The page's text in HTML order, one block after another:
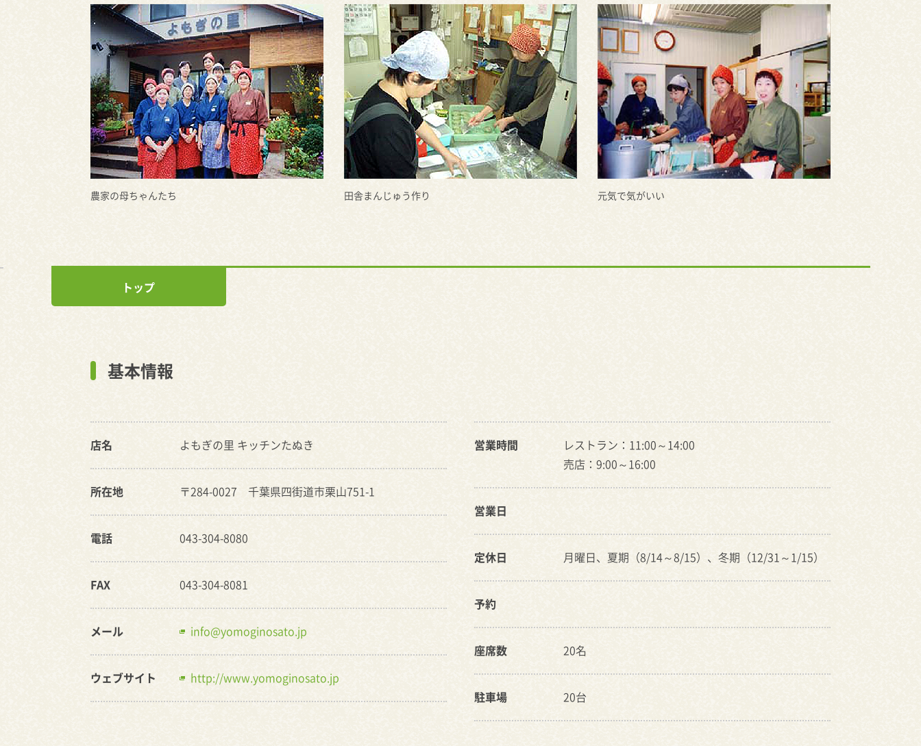
農家の母ちゃんたち 田舎まんじゅう作り 元気で気がいい
トップ
基本情報
店名 よもぎの里 キッチンたぬき
所在地 〒284-0027 千葉県四街道市栗山751-1
電話 043-304-8080
FAX 043-304-8081
メール info@yomoginosato.jp
ウェブサイト http://www.yomoginosato.jp
営業時間
レストラン：11:00～14:00
売店：9:00～16:00
営業日
定休日 月曜日、夏期（8/14～8/15）、冬期（12/31～1/15）
予約
座席数 20名
駐車場 20台